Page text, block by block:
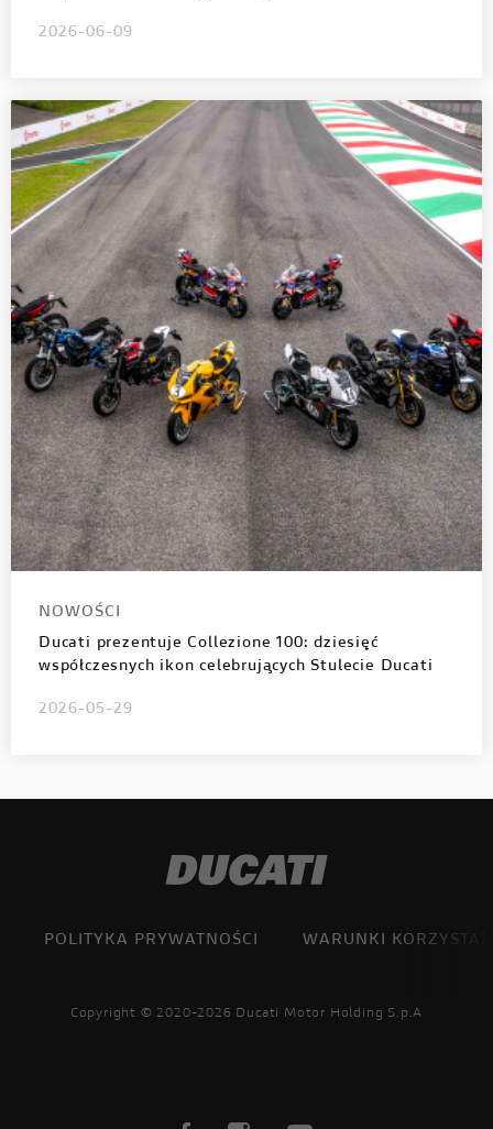
2026-06-09
NOWOŚCI
Ducati prezentuje Collezione 100: dziesięć
współczesnych ikon celebrujących Stulecie Ducati
2026-05-29
POLITYKA PRYWATNOŚCI WARUNKI
Copyright © 2020-2026 Ducati Motor Holding S.p.A